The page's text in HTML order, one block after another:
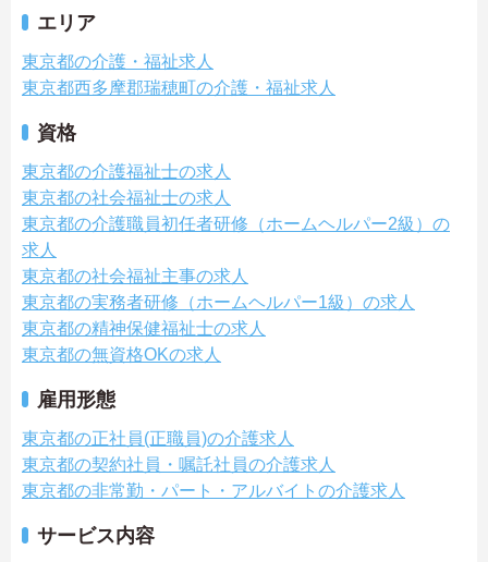
エリア
東京都の介護・福祉求人
東京都西多摩郡瑞穂町の介護・福祉求人
資格
東京都の介護福祉士の求人
東京都の社会福祉士の求人
東京都の介護職員初任者研修（ホームヘルパー2級）の
求人
東京都の社会福祉主事の求人
東京都の実務者研修（ホームヘルパー1級）の求人
東京都の精神保健福祉士の求人
東京都の無資格OKの求人
雇用形態
東京都の正社員(正職員)の介護求人
東京都の契約社員・嘱託社員の介護求人
東京都の非常勤・パート・アルバイトの介護求人
サービス内容